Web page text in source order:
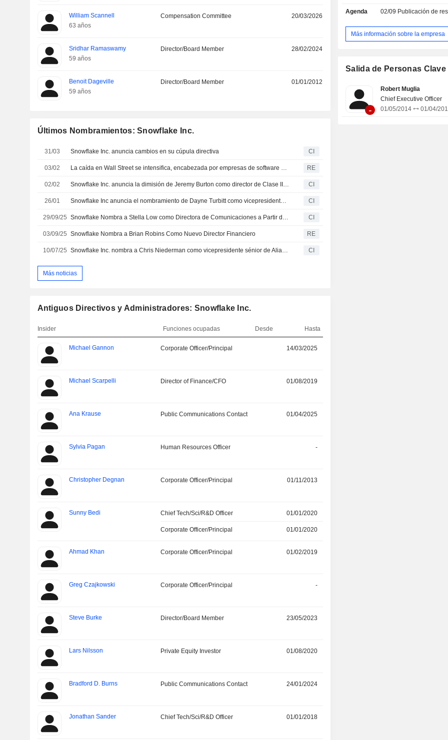
William Scannell
63 años
Compensation Committee 20/03/2026
Sridhar Ramaswamy
59 años
Director/Board Member 28/02/2024
Benoit Dageville
59 años
Director/Board Member 01/01/2012
Últimos Nombramientos: Snowflake Inc.
31/03 Snowflake Inc. anuncia cambios en su cúpula directiva CI
03/02 La caída en Wall Street se intensifica, encabezada por empresas de software y cloud RE
02/02 Snowflake Inc. anuncia la dimisión de Jeremy Burton como director de Clase III del Consejo de Administración y miembro del Comité de Ciberseguridad, efectiva el 30 de enero de 2026 CI
26/01 Snowflake Inc anuncia el nombramiento de Dayne Turbitt como vicepresidente senior para Europa, Oriente Medio y África CI
29/09/25 Snowflake Nombra a Stella Low como Directora de Comunicaciones a Partir del 6 de Octubre CI
03/09/25 Snowflake Nombra a Brian Robins Como Nuevo Director Financiero RE
10/07/25 Snowflake Inc. nombra a Chris Niederman como vicepresidente sénior de Alianzas y Canales a partir del 21 de julio de 2025 CI
Más noticias
Antiguos Directivos y Administradores: Snowflake Inc.
Insider Funciones ocupadas Desde Hasta
Michael Gannon Corporate Officer/Principal 14/03/2025
Michael Scarpelli Director of Finance/CFO 01/08/2019
Ana Krause Public Communications Contact 01/04/2025
Sylvia Pagan Human Resources Officer -
Christopher Degnan Corporate Officer/Principal 01/11/2013
Sunny Bedi Chief Tech/Sci/R&D Officer 01/01/2020
Corporate Officer/Principal 01/01/2020
Ahmad Khan Corporate Officer/Principal 01/02/2019
Greg Czajkowski Corporate Officer/Principal -
Steve Burke Director/Board Member 23/05/2023
Lars Nilsson Private Equity Investor 01/08/2020
Bradford D. Burns Public Communications Contact 24/01/2024
Jonathan Sander Chief Tech/Sci/R&D Officer 01/01/2018
escalables de forma
almacenamiento, la computación y
en la nube. La capa de
estructurados. La capa de
los usuarios acceder
conjuntos de datos comunes para
casos de uso con una latencia
Agenda 02/09 Publicación de
Más información sobre la empresa
Salida de Personas Clave
-
Robert Muglia
Chief Executive Officer
01/05/2014
01/04/